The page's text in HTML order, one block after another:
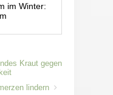
im Winter:
Kraut gegen
lindern